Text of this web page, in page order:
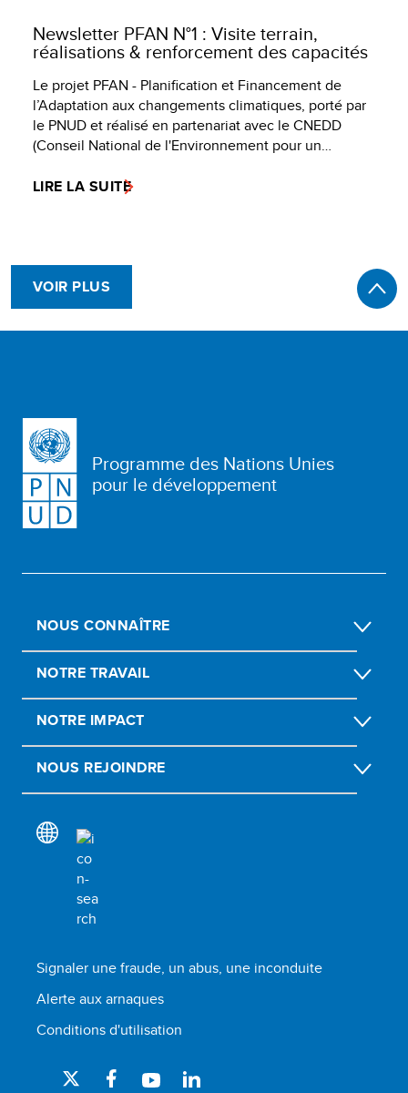
Newsletter PFAN N°1 : Visite terrain,
réalisations & renforcement des capacités
Le projet PFAN - Planification et Financement de
l’Adaptation aux changements climatiques, porté par
le PNUD et réalisé en partenariat avec le CNEDD
(Conseil National de l'Environnement pour un…
LIRE LA SUITE
VOIR PLUS
Programme des Nations Unies
pour le développement
NOUS CONNAÎTRE
NOTRE TRAVAIL
NOTRE IMPACT
NOUS REJOINDRE
Signaler une fraude, un abus, une inconduite
Alerte aux arnaques
Conditions d'utilisation